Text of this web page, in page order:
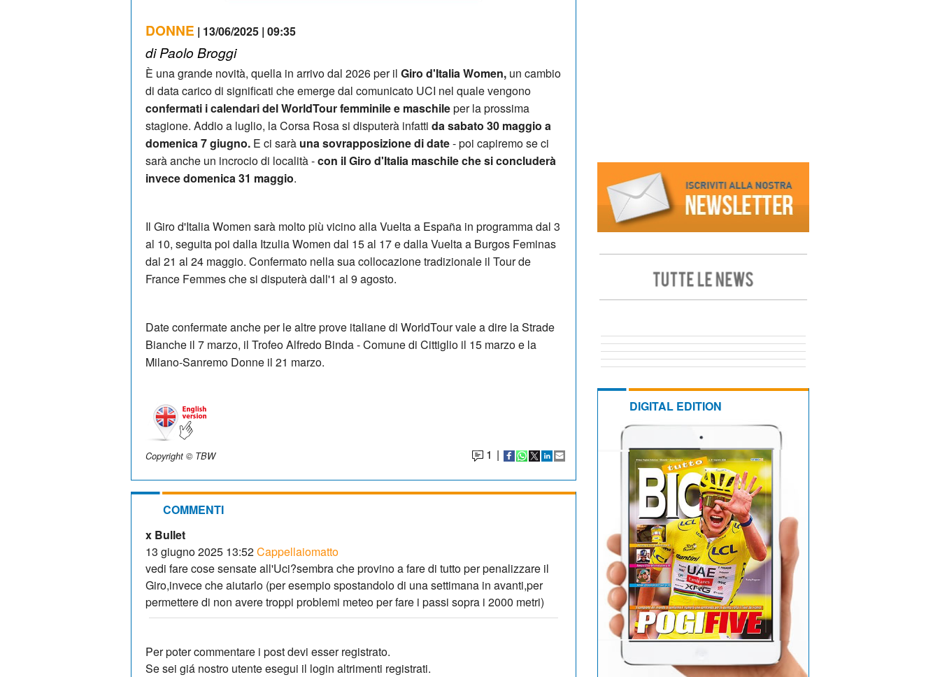
DONNE | 13/06/2025 | 09:35
di Paolo Broggi
È una grande novità, quella in arrivo dal 2026 per il Giro d'Italia Women, un cambio
di data carico di significati che emerge dal comunicato UCI nel quale vengono
confermati i calendari del WorldTour femminile e maschileper la prossima
stagione. Addio a luglio, la Corsa Rosa si disputerà infatti da sabato 30 maggio a
domenica 7 giugno. E ci sarà una sovrapposizione di date- poi capiremo se ci
sarà anche un incrocio di località -con il Giro d'Italia maschile che si concluderà
invece domenica 31 maggio.
Il Giro d'Italia Women sarà molto più vicino alla Vuelta a España in programma dal 3
al 10, seguita poi dalla Itzulia Women dal 15 al 17 e dalla Vuelta a Burgos Feminas
dal 21 al 24 maggio. Confermato nella sua collocazione tradizionale il Tour de
France Femmes che si disputerà dall'1 al 9 agosto.
Date confermate anche per le altre prove italiane di WorldTour vale a dire la Strade
Bianche il 7 marzo, il Trofeo Alfredo Binda - Comune di Cittiglio il 15 marzo e la
Milano-Sanremo Donne il 21 marzo.
Copyright © TBW 1 |
COMMENTI
x Bullet
13 giugno 2025 13:52Cappellaiomatto
vedi fare cose sensate all'Uci?sembra che provino a fare di tutto per penalizzare il
Giro,invece che aiutarlo (per esempio spostandolo di una settimana in avanti,per
permettere di non avere troppi problemi meteo per fare i passi sopra i 2000 metri)
Per poter commentare i post devi esser registrato.
Se sei giá nostro utente esegui il login altrimenti registrati.
DIGITAL EDITION